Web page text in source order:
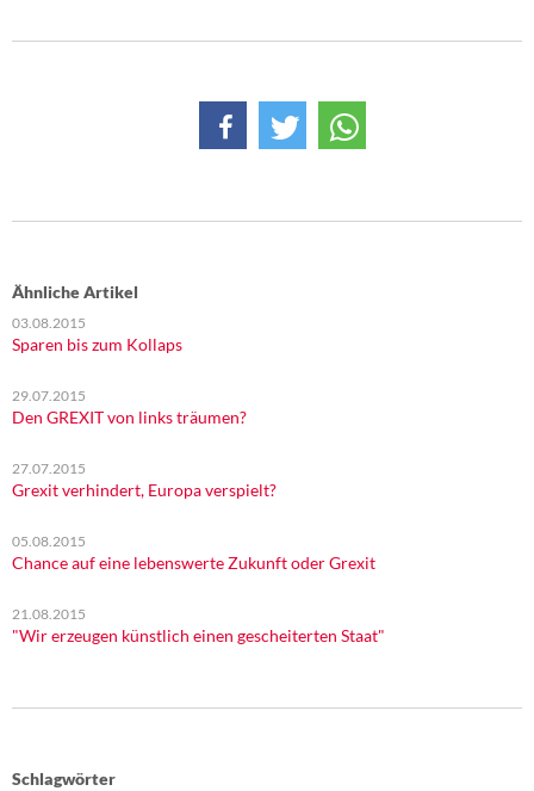
Ähnliche Artikel
03.08.2015
Sparen bis zum Kollaps
29.07.2015
Den GREXIT von links träumen?
27.07.2015
Grexit verhindert, Europa verspielt?
05.08.2015
Chance auf eine lebenswerte Zukunft oder Grexit
21.08.2015
"Wir erzeugen künstlich einen gescheiterten Staat"
Schlagwörter